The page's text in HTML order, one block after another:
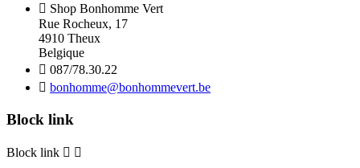
 Shop Bonhomme Vert
Rue Rocheux, 17
4910 Theux
Belgique
 087/78.30.22
 bonhomme@bonhommevert.be
Block link
Block link  